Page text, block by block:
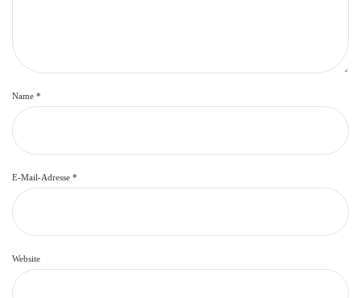
Name *
E-Mail-Adresse *
Website